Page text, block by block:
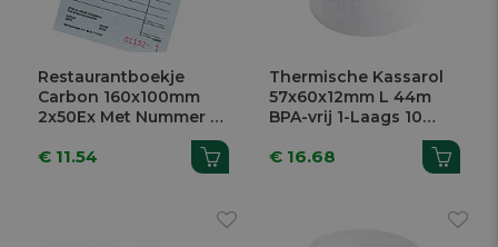
Restaurantboekje
Carbon 160x100mm
2x50Ex Met Nummer 10
€ 11.54
Thermische Kassarol
57x60x12mm L 44m
BPA-vrij 1-Laags 10
€ 16.68